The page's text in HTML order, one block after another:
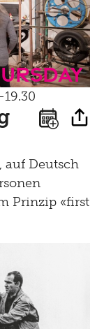
auf Deutsch
Prinzip «first